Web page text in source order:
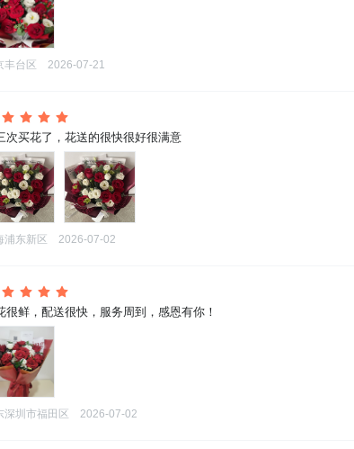
丰台区 2026-07-21
次买花了，花送的很快很好很满意
浦东新区 2026-07-02
很鲜，配送很快，服务周到，感恩有你！
深圳市福田区 2026-07-02